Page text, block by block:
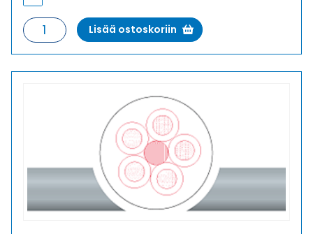
Ohjauskaapeli
ÖPVC-
JZ
Lisää ostoskoriin